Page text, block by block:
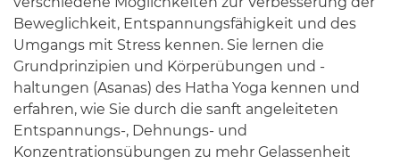
Beweglichkeit, Entspannungsfähigkeit und des
Umgangs mit Stress kennen. Sie lernen die
Grundprinzipien und Körperübungen und -
haltungen (Asanas) des Hatha Yoga kennen und
erfahren, wie Sie durch die sanft angeleiteten
Entspannungs-, Dehnungs- und
Konzentrationsübungen zu mehr Gelassenheit